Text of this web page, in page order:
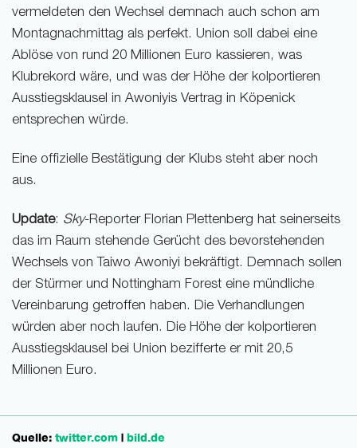
vermeldeten den Wechsel demnach auch schon am
Montagnachmittag als perfekt. Union soll dabei eine
Ablöse von rund 20 Millionen Euro kassieren, was
Klubrekord wäre, und was der Höhe der kolportieren
Ausstiegsklausel in Awoniyis Vertrag in Köpenick
entsprechen würde.
Eine offizielle Bestätigung der Klubs steht aber noch
aus.
Update: Sky-Reporter Florian Plettenberg hat seinerseits
das im Raum stehende Gerücht des bevorstehenden
Wechsels von Taiwo Awoniyi bekräftigt. Demnach sollen
der Stürmer und Nottingham Forest eine mündliche
Vereinbarung getroffen haben. Die Verhandlungen
würden aber noch laufen. Die Höhe der kolportieren
Ausstiegsklausel bei Union bezifferte er mit 20,5
Millionen Euro.
Quelle: twitter.com bild.de